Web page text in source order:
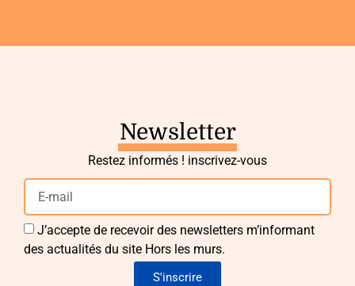
Newsletter
Restez informés ! inscrivez-vous
J’accepte de recevoir des newsletters m’informant
des actualités du site Hors les murs.
S'inscrire